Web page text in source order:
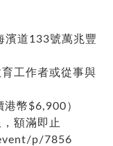
濱道133號萬兆豐
工作者或從事與
幣$6,900）
額滿即止
p/7856